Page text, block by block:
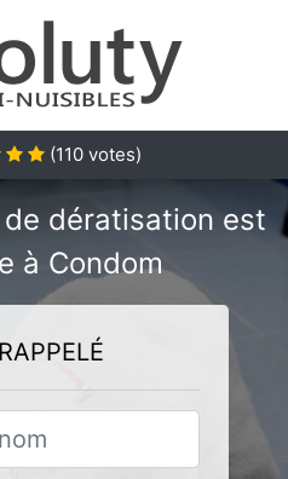
(110 votes)
dératisation est
à Condom